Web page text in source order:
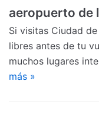
aeropuerto de
Si visitas Ciudad
libres antes de tu
muchos lugares
más »